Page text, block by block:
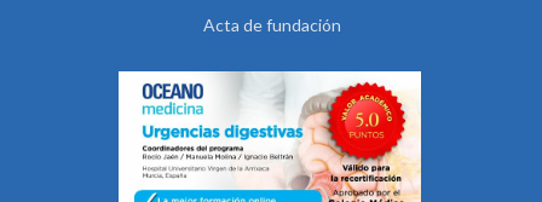
Acta de fundación